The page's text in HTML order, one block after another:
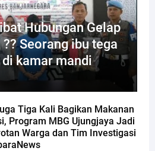
Hubungan Gelap
Seorang ibu tega
kamar mandi
Tiga Kali Bagikan Makanan
Program MBG Ujungjaya Jadi
Warga dan Tim Investigasi